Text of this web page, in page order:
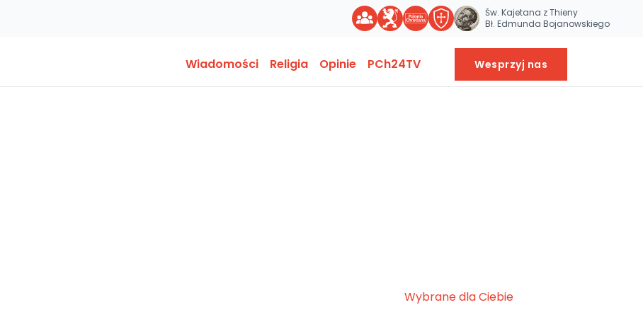
Św. Kajetana z Thieny
Bł. Edmunda Bojanowskiego
Wiadomości Religia Opinie PCh24TV Wesprzyj nas
Wybrane dla Ciebie